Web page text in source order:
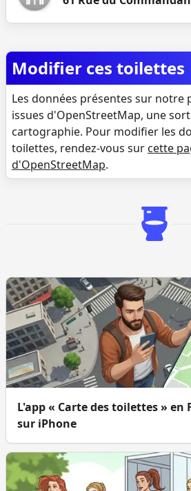
Modifier ces toilettes
Les données présentes sur notre
issues d'OpenStreetMap, une
cartographie. Pour modifier les
toilettes, rendez-vous sur cette
d'OpenStreetMap.
L'app « Carte des toilettes » en
sur iPhone